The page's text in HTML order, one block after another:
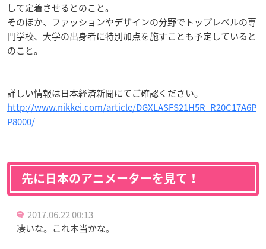
して定着させるとのこと。
そのほか、ファッションやデザインの分野でトップレベルの専
門学校、大学の出身者に特別加点を施すことも予定していると
のこと。
詳しい情報は日本経済新聞にてご確認ください。
http://www.nikkei.com/article/DGXLASFS21H5R_R20C17A6P
P8000/
先に日本のアニメーターを見て！
2017.06.22 00:13
凄いな。これ本当かな。